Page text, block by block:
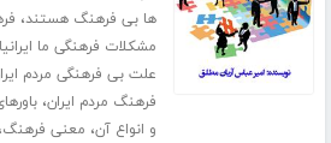
ها بی فرهنگ هستند،
مشکلات فرهنگی ما
علت بی فرهنگی مردم
فرهنگ مردم ایران،
و انواع آن، معنی فرهنگ،